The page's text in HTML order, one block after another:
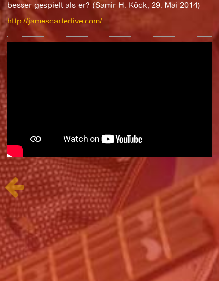
besser gespielt als er? (Samir H. Köck, 29. Mai 2014)
http://jamescarterlive.com/